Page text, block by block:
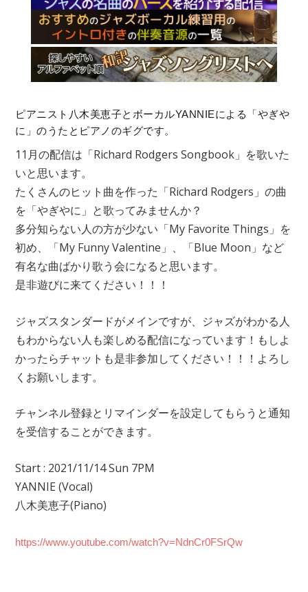
ピアニスト八木美恵子とボーカルYANNIEによる「やぎや
に」のうたとピアノのギグです。
11月の配信は「Richard Rodgers Songbook」を歌いた
いと思います。
たくさんのヒット曲を作った「Richard Rodgers」の曲
を「やぎやに」と歌ってみませんか？
多分知らない人の方が少ない「My Favorite Things」を
初め、「My Funny Valentine」、「Blue Moon」など
有名な曲ばかり歌う会になると思います。
是非遊びに来てください！！！
ジャズスタンダードがメインですが、ジャズがわかる人
もわからない人も楽しめる配信になっています！もしよ
かったらチャットも是非参加してください！！！よろし
くお願いします。
チャンネル登録とリマインダーを設定してもらうと通知
を受信することができます。
Start : 2021/11/14 Sun 7PM
YANNIE (Vocal)
八木美恵子(Piano)
https://www.youtube.com/watch?v=NdnCr0FSrQw